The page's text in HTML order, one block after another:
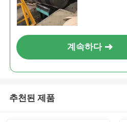
계속하다
추천된 제품